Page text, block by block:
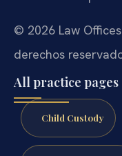
© 2026 Law
derechos
All practice pages
Child Custody